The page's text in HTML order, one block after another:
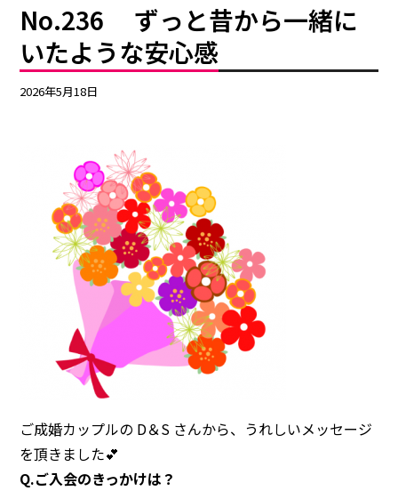
ご成婚カップルメッセージ
DATING
交際応援
ARCHIVE
アーカイブ センターからのお知らせ
No.236 ずっと昔から一緒に
いたような安心感
2026年5月18日
ご成婚カップルの D＆S さんから、うれしいメッセージ
を頂きました💕
Q.ご入会のきっかけは？